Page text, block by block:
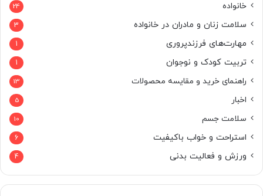
خانواده 24
سلامت زنان و مادران در خانواده 3
مهارت‌های فرزندپروری 1
تربیت کودک و نوجوان 1
راهنمای خرید و مقایسه محصولات 13
اخبار 5
سلامت جسم 10
استراحت و خواب باکیفیت 6
ورزش و فعالیت بدنی 4